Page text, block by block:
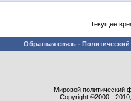
Текущее
Обратная связь -
Мировой политический
Copyright ©2000 -